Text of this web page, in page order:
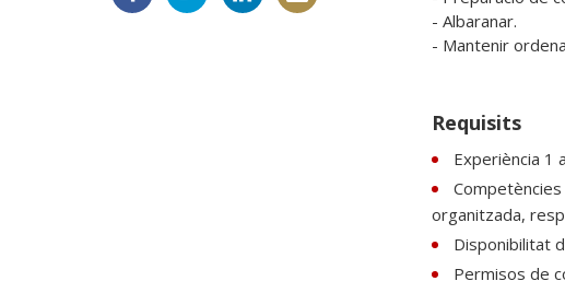
- Albaranar.
- Mantenir
Requisits
Experiència 1
organitzada,
Disponibilitat
Permisos de